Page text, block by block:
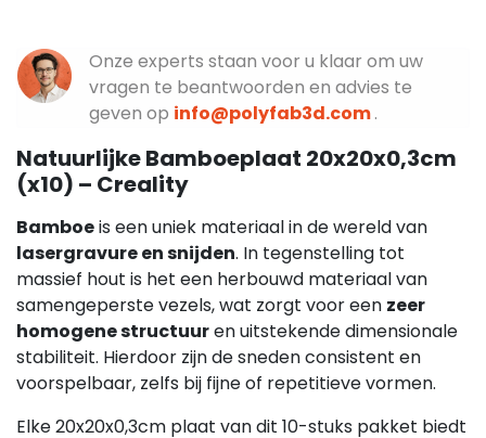
Onze experts staan voor u klaar om uw
vragen te beantwoorden en advies te
geven op info@polyfab3d.com.
Natuurlijke Bamboeplaat 20x20x0,3cm
(x10) – Creality
Bamboeis een uniek materiaal in de wereld van
lasergravure en snijden. In tegenstelling tot
massief hout is het een herbouwd materiaal van
samengeperste vezels, wat zorgt voor een zeer
homogene structuuren uitstekende dimensionale
stabiliteit. Hierdoor zijn de sneden consistent en
voorspelbaar, zelfs bij fijne of repetitieve vormen.
Elke 20x20x0,3cm plaat van dit 10-stuks pakket biedt